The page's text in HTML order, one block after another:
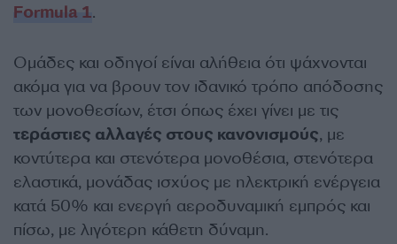
Formula 1.
Ομάδες και οδηγοί είναι αλήθεια ότι ψάχνονται
ακόμα για να βρουν τον ιδανικό τρόπο απόδοσης
των μονοθεσίων, έτσι όπως έχει γίνει με τις
τεράστιες αλλαγές στους κανονισμούς, με
κοντύτερα και στενότερα μονοθέσια, στενότερα
ελαστικά, μονάδας ισχύος με ηλεκτρική ενέργεια
κατά 50% και ενεργή αεροδυναμική εμπρός και
πίσω, με λιγότερη κάθετη δύναμη.